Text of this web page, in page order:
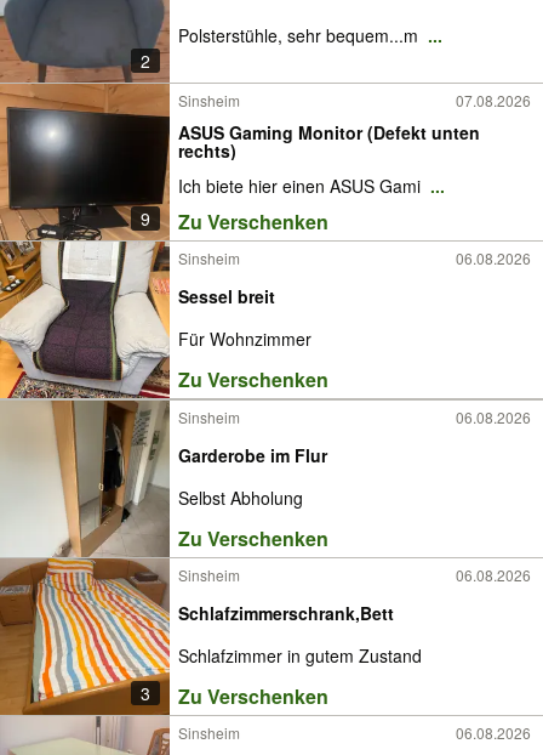
2
Polsterstühle, sehr bequem...m ...
9
Sinsheim 07.08.2026
ASUS Gaming Monitor (Defekt unten
rechts)
Ich biete hier einen ASUS Gami ...
Zu Verschenken
Sinsheim 06.08.2026
Sessel breit
Für Wohnzimmer
Zu Verschenken
Sinsheim 06.08.2026
Garderobe im Flur
Selbst Abholung
Zu Verschenken
3
Sinsheim 06.08.2026
Schlafzimmerschrank,Bett
Schlafzimmer in gutem Zustand
Zu Verschenken
Sinsheim 06.08.2026